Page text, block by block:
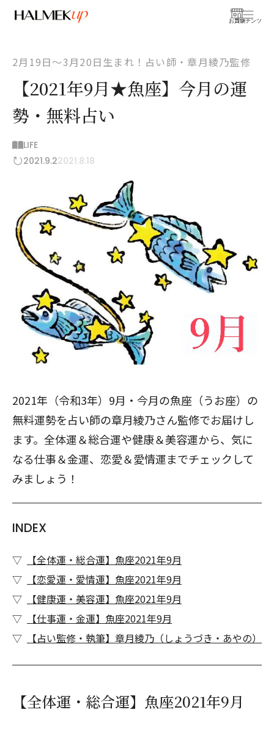
お買物
コンテンツ
2月19日〜3月20日生まれ！占い師・章月綾乃監修
【2021年9月★魚座】今月の運
勢・無料占い
LIFE
2021.9.22021.8.18
2021年（令和3年）9月・今月の魚座（うお座）の
無料運勢を占い師の章月綾乃さん監修でお届けし
ます。全体運＆総合運や健康＆美容運から、気に
なる仕事＆金運、恋愛＆愛情運までチェックして
みましょう！
INDEX
【全体運・総合運】魚座2021年9月
【恋愛運・愛情運】魚座2021年9月
【健康運・美容運】魚座2021年9月
【仕事運・金運】魚座2021年9月
【占い監修・執筆】章月綾乃（しょうづき・あやの）
【全体運・総合運】魚座2021年9月